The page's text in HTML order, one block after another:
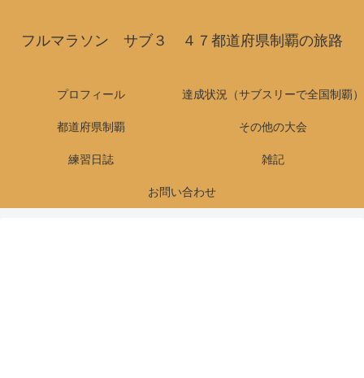
フルマラソン サブ３ ４７都道府県制覇の旅路
プロフィール 達成状況（サブスリーで全国制覇）
都道府県制覇 その他の大会
練習日誌 雑記
お問い合わせ